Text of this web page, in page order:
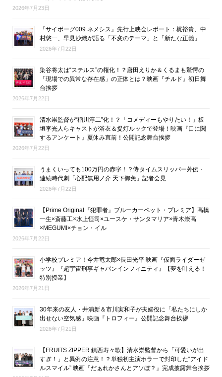
2026年7月23日
『サイボーグ009 ネメシス』先行上映会レポート：梶裕貴、中
村悠一、早見沙織が語る「不変のテーマ」と「新たな正義」
2026年7月22日
染谷将太は“ステルス”の権化！？唐田えりか＆くるまも驚愕の
「現場での異常な存在感」の正体とは？映画『チルド』初日舞
台挨拶
2026年7月22日
清水崇監督が“稲川淳二”化！？「コメディーもやりたい！」板
垣李光人らキャストが浴衣＆提灯ルックで登場！映画『口に関
するアンケート』夏休み直前！公開記念舞台挨拶
2026年7月22日
うまくいっても100万円の赤字！？侍タイムスリッパー外伝・
連続時代劇「心配無用ノ介 天下御免」記者会見
2026年7月22日
【Prime Original『犯罪者』ブルーカーペット・プレミア】高橋
一生×斎藤工×水上恒司×ユースケ・サンタマリア×青木崇高
×MEGUMI×チョン・イル
2026年7月22日
小学校プレミア！今井竜太郎×長田光平 映画『仮面ライダーゼ
ッツ』『超宇宙刑事ギャバンインフィニティ』【夢を叶える！
特別授業】
2026年7月21日
30年来の友人・井浦新＆市川実和子が夫婦役に「私たちにしか
出せない空気感」映画『トロフィー』公開記念舞台挨拶
2026年7月21日
【FRUITS ZIPPER 鎮西寿々歌】清水崇監督から「可愛いが出
すぎ！」と異例の注意！？単独初主演ホラーで封印した“アイド
ルスマイル” 映画『だぁれかさんとアソぼ？』完成披露舞台挨拶